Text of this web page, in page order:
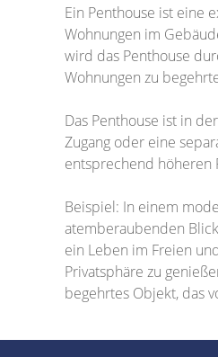
Ein Penthouse ist eine
Wohnungen im
wird das Penthouse
Wohnungen zu
Das Penthouse ist in
Zugang oder eine
entsprechend höheren
Beispiel: In einem
atemberaubenden
ein Leben im Freien
Privatsphäre zu
begehrtes Objekt, das